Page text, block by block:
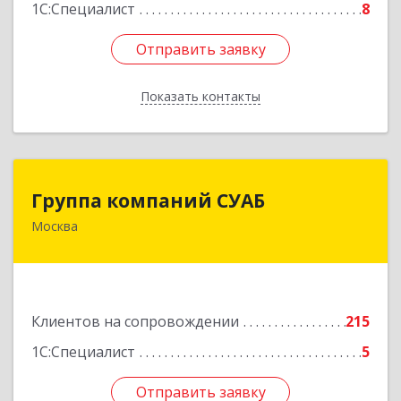
1С:Специалист 8
Отправить заявку
Показать контакты
Отправить заявку
Назад
Группа компаний СУАБ
Москва
Клиентов на сопровождении
215
1С:Специалист
5
Отправить заявку
Группа компаний СУАБ
105082, Москва г, Почтовая Б. ул, дом 36, стр.9,
Отправить заявку